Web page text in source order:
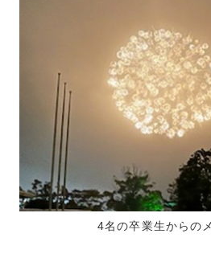
4名の卒業生からの